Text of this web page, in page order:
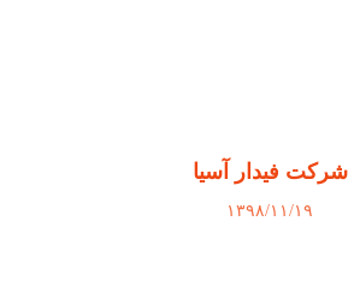
شرکت فیدار آسیا
۱۳۹۸/۱۱/۱۹